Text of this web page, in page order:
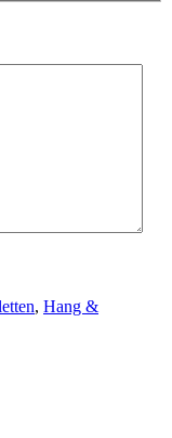
, Hang &